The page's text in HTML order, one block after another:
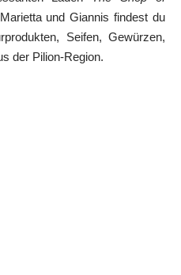
und Giannis findest du
Seifen, Gewürzen,
der Pilion-Region.